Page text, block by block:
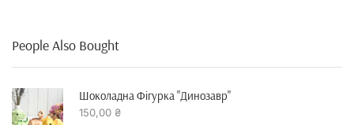
People Also Bought
Шоколадна Фігурка "динозавр"
150,00 ₴